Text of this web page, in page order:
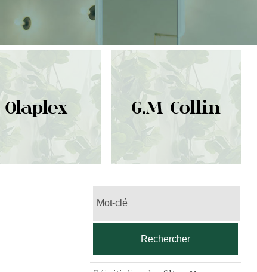
Olaplex G.M Collin
Rechercher